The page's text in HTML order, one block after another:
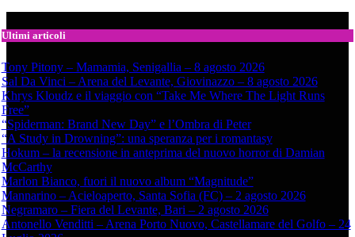
Ultimi articoli
Tony Pitony – Mamamia, Senigallia – 8 agosto 2026
Sal Da Vinci – Arena del Levante, Giovinazzo – 8 agosto 2026
Khrys Kloudz e il viaggio con “Take Me Where The Light Runs
Free”
“Spiderman: Brand New Day” e l’Ombra di Peter
“A Study in Drowning”: una speranza per i romantasy
Hokum – la recensione in anteprima del nuovo horror di Damian
McCarthy
Marlon Bianco, fuori il nuovo album “Magnitude”
Mannarino – Acieloaperto, Santa Sofia (FC) – 2 agosto 2026
Negramaro – Fiera del Levante, Bari – 2 agosto 2026
Antonello Venditti – Arena Porto Nuovo, Castellamare del Golfo – 24